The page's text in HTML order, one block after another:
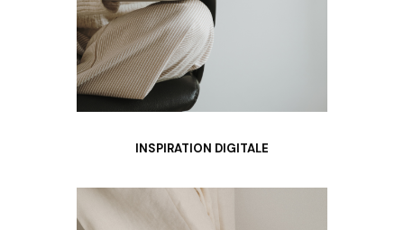
INSPIRATION DIGITALE